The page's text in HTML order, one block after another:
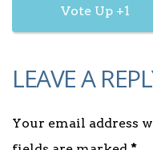
1
LEAVE A
Your email address